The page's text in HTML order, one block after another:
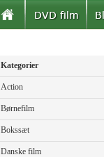
Kategorier
Action
Børnefilm
Bokssæt
Danske film